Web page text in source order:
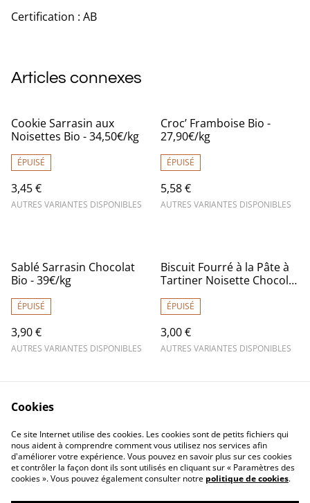
Certification : AB
Articles connexes
Cookie Sarrasin aux
Noisettes Bio - 34,50€/kg
ÉPUISÉ
3,45 €
AUTRES VARIANTES DISPONIBLES
Croc’ Framboise Bio -
27,90€/kg
ÉPUISÉ
5,58 €
AUTRES VARIANTES DISPONIBLES
Sablé Sarrasin Chocolat
Bio - 39€/kg
ÉPUISÉ
3,90 €
AUTRES VARIANTES DISPONIBLES
Biscuit Fourré à la Pâte à
Tartiner Noisette Chocolat
ÉPUISÉ
3,00 €
AUTRES VARIANTES DISPONIBLES
Contactez-nous
Mentions légales
Conditions générales
de vente
Politique de
confidentialité
Cookies
Ce site Internet utilise des cookies. Les cookies sont de petits fichiers qui
nous aident à comprendre comment vous utilisez nos services afin
d'améliorer votre expérience. Vous pouvez en savoir plus sur ces cookies
et contrôler la façon dont ils sont utilisés en cliquant sur « Paramètres des
cookies ». Vous pouvez également consulter notre politique de cookies.